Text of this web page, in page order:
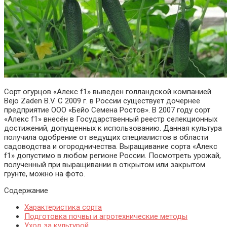
Сорт огурцов «Алекс f1» выведен голландской компанией
Bejo Zaden B.V. С 2009 г. в России существует дочернее
предприятие ООО «Бейо Семена Ростов». В 2007 году сорт
«Алекс f1» внесён в Государственный реестр селекционных
достижений, допущенных к использованию. Данная культура
получила одобрение от ведущих специалистов в области
садоводства и огородничества. Выращивание сорта «Алекс
f1» допустимо в любом регионе России. Посмотреть урожай,
полученный при выращивании в открытом или закрытом
грунте, можно на фото.
Содержание
Характеристика сорта
Подготовка почвы и агротехнические методы